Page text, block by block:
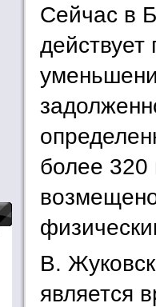
Сейчас в
более
В.
является